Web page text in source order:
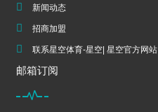
新闻动态
招商加盟
联系星空体育-星空| 星空官方网站
邮箱订阅